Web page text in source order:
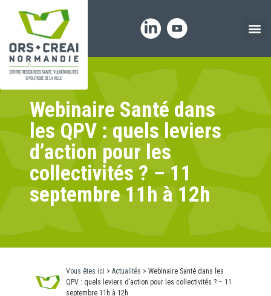
Webinaire Santé dans
les QPV : quels leviers
d’action pour les
collectivités ? – 11
septembre 11h à 12h
Vous êtes ici > Actualités > Webinaire Santé dans les
QPV : quels leviers d’action pour les collectivités ? – 11
septembre 11h à 12h
Panneau de gestion des cookies